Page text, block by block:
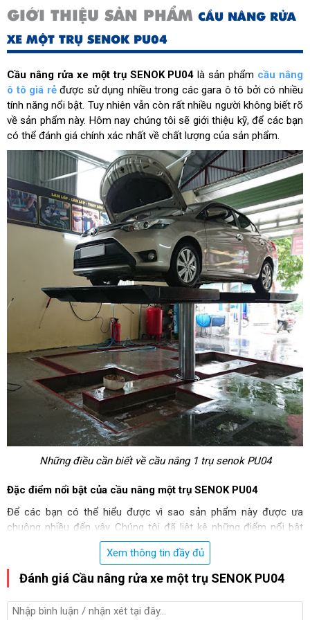
GIỚI THIỆU SẢN PHẨM CẦU NÂNG RỬA
XE MỘT TRỤ SENOK PU04
Cầu nâng rửa xe một trụ SENOK PU04 là sản phẩm cầu nâng
ô tô giá rẻđược sử dụng nhiều trong các gara ô tô bởi có nhiều
tính năng nổi bật. Tuy nhiên vẫn còn rất nhiều người không biết rõ
về sản phẩm này. Hôm nay chúng tôi sẽ giới thiệu kỹ, để các bạn
có thể đánh giá chính xác nhất về chất lượng của sản phẩm.
Những điều cần biết về cầu nâng 1 trụ senok PU04
Đặc điểm nổi bật của cầu nâng một trụ SENOK PU04
Để các bạn có thể hiểu được vì sao sản phẩm này được ưa
chuộng nhiều đến vậy. Chúng tôi đã liệt kê những điểm nổi bật
cầu nâng 1 trụ rửa xeSenok PU04 dưới đây:
Bình chứa dầu được làm từ chất liệu cao cấp, đảm bảo độ
bền và khả năng chịu lực cao.
Bên ngoài phần vỏ của ty ben được phủ thêm 1 lớp sợi
thủy tinh (carbon fiber) mang đến độ đàn hồi tốt, giãn nở
Xem thông tin đầy đủ
Đánh giá Cầu nâng rửa xe một trụ SENOK PU04